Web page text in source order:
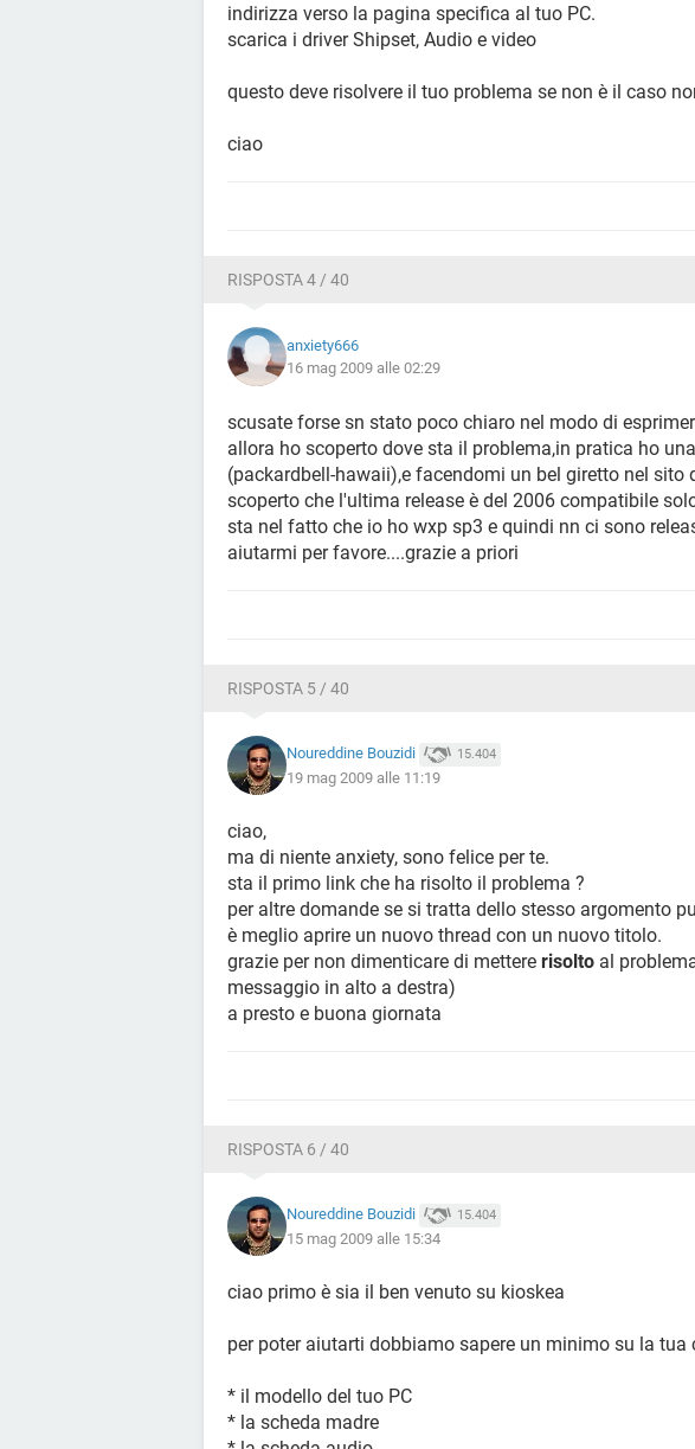
indirizza verso la pagina specifica al tuo PC.
scarica i driver Shipset, Audio e video
questo deve risolvere il tuo problema se non è il caso
ciao
RISPOSTA 4 / 40
anxiety666
16 mag 2009 alle 02:29
scusate forse sn stato poco chiaro nel modo di
allora ho scoperto dove sta il problema,in pratica ho
(packardbell-hawaii),e facendomi un bel giretto nel sito
scoperto che l'ultima release è del 2006 compatibile
sta nel fatto che io ho wxp sp3 e quindi nn ci sono
aiutarmi per favore....grazie a priori
RISPOSTA 5 / 40
Noureddine Bouzidi 15.404
19 mag 2009 alle 11:19
ciao,
ma di niente anxiety, sono felice per te.
sta il primo link che ha risolto il problema ?
per altre domande se si tratta dello stesso argomento
è meglio aprire un nuovo thread con un nuovo titolo.
grazie per non dimenticare di mettere risolto al
messaggio in alto a destra)
a presto e buona giornata
RISPOSTA 6 / 40
Noureddine Bouzidi 15.404
15 mag 2009 alle 15:34
ciao primo è sia il ben venuto su kioskea
per poter aiutarti dobbiamo sapere un minimo su la tua
* il modello del tuo PC
* la scheda madre